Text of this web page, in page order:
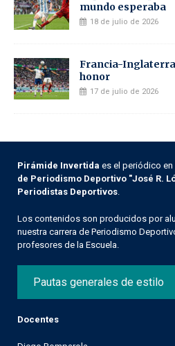
mundo esperaba
18 de julio de 2026
Francia-
honor
17 de julio de 2026
Pirámide Invertida es el periódico en
de Periodismo Deportivo "José R.
Periodistas Deportivos
Los contenidos son producidos por
nuestra carrera de Periodismo
profesores de la Escuela.
Pautas generales de estilo
Docentes